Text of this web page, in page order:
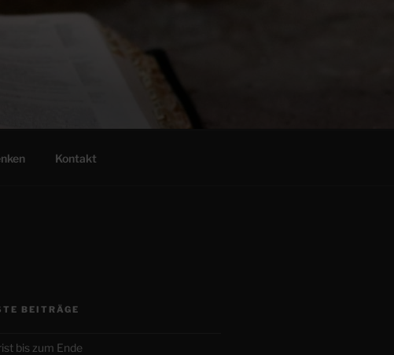
Kontakt
BEITRÄGE
bis zum Ende